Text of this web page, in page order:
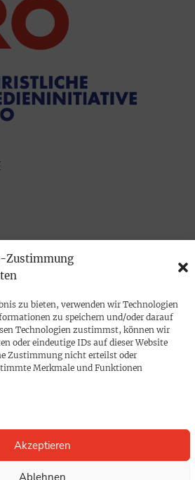
Zustimmung
zu bieten, verwenden wir Technologien
zu speichern und/oder darauf
Technologien zustimmst, können wir
oder eindeutige IDs auf dieser Website
Zustimmung nicht erteilst oder
Merkmale und Funktionen
Akzeptieren
Ablehnen